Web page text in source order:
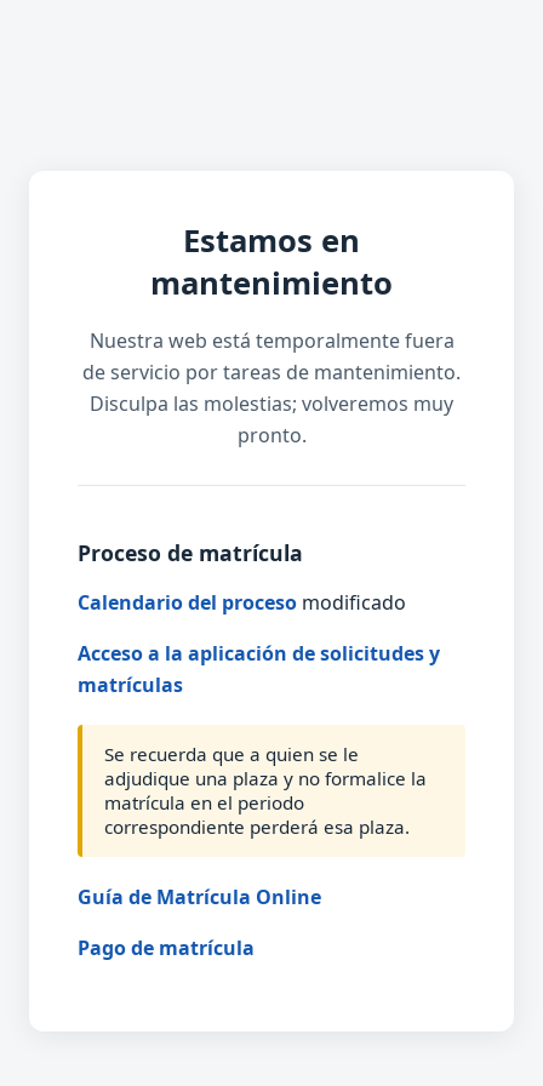
Estamos en
mantenimiento
Nuestra web está temporalmente fuera
de servicio por tareas de mantenimiento.
Disculpa las molestias; volveremos muy
pronto.
Proceso de matrícula
Calendario del proceso modificado
Acceso a la aplicación de solicitudes y
matrículas
Se recuerda que a quien se le
adjudique una plaza y no formalice la
matrícula en el periodo
correspondiente perderá esa plaza.
Guía de Matrícula Online
Pago de matrícula